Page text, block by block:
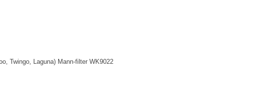
Twingo, Laguna) Mann-filter WK9022